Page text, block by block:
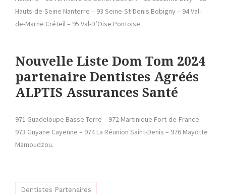
Hauts-de-Seine Nanterre – 93 Seine-St-Denis Bobigny – 94 Val-
de-Marne Créteil – 95 Val-D’Oise Pontoise
Nouvelle Liste Dom Tom 2024
partenaire Dentistes Agréés
ALPTIS Assurances Santé
971 Guadeloupe Basse-Terre – 972 Martinique Fort-de-France –
973 Guyane Cayenne – 974 La Réunion Saint-Denis – 976 Mayotte
Mamoudzou.
Dentistes Partenaires